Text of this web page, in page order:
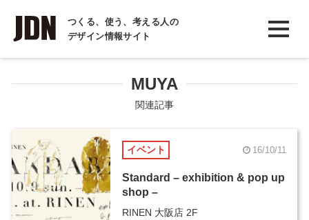
つくる、使う、考える人の
デザイン情報サイト
INTERVIEW
インタビュー
COLUMN
コラム
MUYA
関連記事
イベント 16/10/11
Standard – exhibition & pop up
shop –
RINEN 大阪店 2F